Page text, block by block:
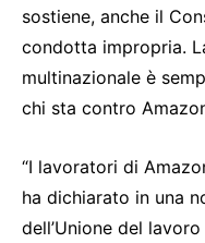
sostiene, anche il
condotta impropria.
multinazionale è
chi sta contro
“I lavoratori di
ha dichiarato in una
dell’Unione del